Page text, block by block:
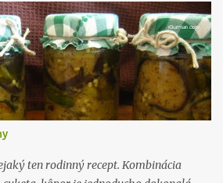
nielen kura, ale aj rybu, zajaca,
si samozrejme ešte spôsob prípravy
že si kúpite rovno hotovú zmes od
kura. Alebo si spravíte vlastnú zmes
Sáčky na pečenie si kúpite v
cenu okolo 1,70€ , čo nie je až tak veľa.
vňať, čierne korenie, červenú
medovku , cibuľku, olivový olej,
ten rodinný recept. Kombinácia